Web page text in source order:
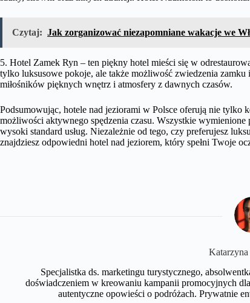
Czytaj: Jak zorganizować niezapomniane wakacje we
5. Hotel Zamek Ryn – ten piękny hotel mieści się w
tylko luksusowe pokoje, ale także możliwość zwiedzenia
miłośników pięknych wnętrz i atmosfery z dawnych czasów.
Podsumowując, hotele nad jeziorami w Polsce oferują nie
możliwości aktywnego spędzenia czasu. Wszystkie
wysoki standard usług. Niezależnie od tego, czy preferujesz
znajdziesz odpowiedni hotel nad jeziorem, który spełni Twoje
Specjalistka ds. marketingu turystycznego,
doświadczeniem w kreowaniu kampanii promocyjnych
autentyczne opowieści o podróżach. Prywatnie